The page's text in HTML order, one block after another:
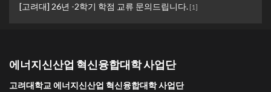
[고려대] 26년 -2학기 학점 교류 문의드립니다. [1]
에너지신산업 혁신융합대학 사업단
고려대학교 에너지신산업 혁신융합대학 사업단